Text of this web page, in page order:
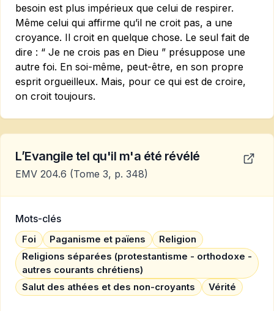
besoin est plus impérieux que celui de respirer.
Même celui qui affirme qu’il ne croit pas, a une
croyance. Il croit en quelque chose. Le seul fait de
dire : “ Je ne crois pas en Dieu ” présuppose une
autre foi. En soi-même, peut-être, en son propre
esprit orgueilleux. Mais, pour ce qui est de croire,
on croit toujours.
L’Evangile tel qu'il m'a été révélé
EMV 204.6 (Tome 3, p. 348)
Mots-clés
Foi Paganisme et païens
Religion
Religions séparées (protestantisme - orthodoxe -
autres courants chrétiens)
Salut des athées et des non-croyants
Vérité